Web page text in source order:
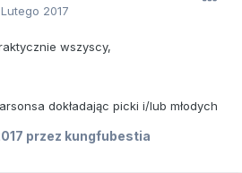
2017
wszyscy,
dokładając picki i/lub młodych
przez kungfubestia